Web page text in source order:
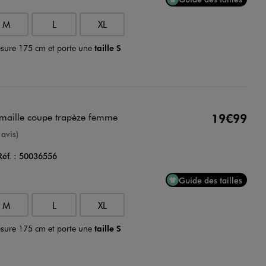
M L XL
175 cm et porte unetaille S
coupe trapèze femme 19€99
: 50036556
Guide des tailles
M L XL
175 cm et porte unetaille S